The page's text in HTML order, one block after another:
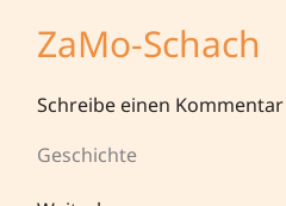
ZaMo-Schach
Schreibe einen Kommentar
Geschichte